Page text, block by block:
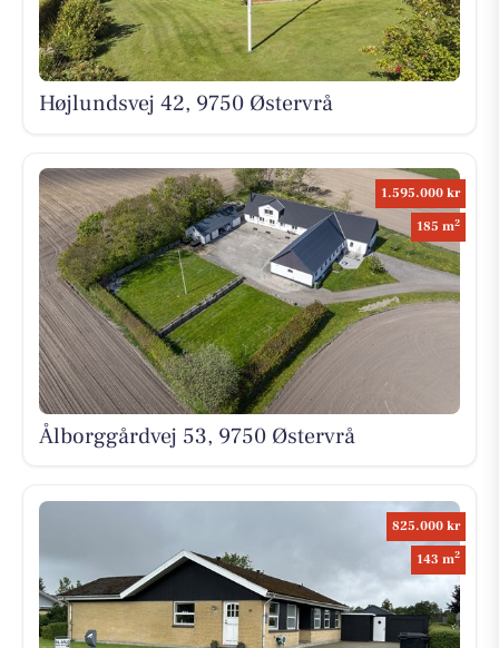
Højlundsvej 42, 9750 Østervrå
1.595.000 kr
185 m2
Ålborggårdvej 53, 9750 Østervrå
825.000 kr
143 m2